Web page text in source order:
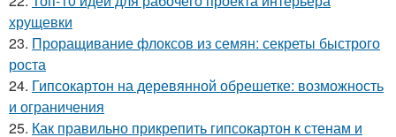
хрущевки
23. Проращивание флоксов из семян: секреты быстрого
роста
24. Гипсокартон на деревянной обрешетке: возможность
и ограничения
25. Как правильно прикрепить гипсокартон к стенам и